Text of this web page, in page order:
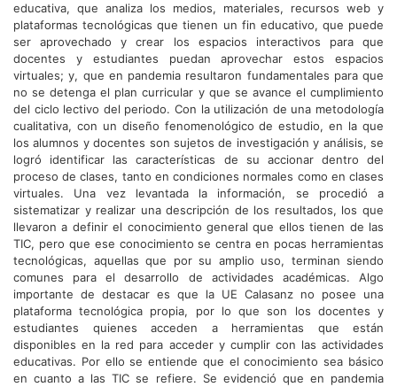
educativa, que analiza los medios, materiales, recursos web y
plataformas tecnológicas que tienen un fin educativo, que puede
ser aprovechado y crear los espacios interactivos para que
docentes y estudiantes puedan aprovechar estos espacios
virtuales; y, que en pandemia resultaron fundamentales para que
no se detenga el plan curricular y que se avance el cumplimiento
del ciclo lectivo del periodo. Con la utilización de una metodología
cualitativa, con un diseño fenomenológico de estudio, en la que
los alumnos y docentes son sujetos de investigación y análisis, se
logró identificar las características de su accionar dentro del
proceso de clases, tanto en condiciones normales como en clases
virtuales. Una vez levantada la información, se procedió a
sistematizar y realizar una descripción de los resultados, los que
llevaron a definir el conocimiento general que ellos tienen de las
TIC, pero que ese conocimiento se centra en pocas herramientas
tecnológicas, aquellas que por su amplio uso, terminan siendo
comunes para el desarrollo de actividades académicas. Algo
importante de destacar es que la UE Calasanz no posee una
plataforma tecnológica propia, por lo que son los docentes y
estudiantes quienes acceden a herramientas que están
disponibles en la red para acceder y cumplir con las actividades
educativas. Por ello se entiende que el conocimiento sea básico
en cuanto a las TIC se refiere. Se evidenció que en pandemia